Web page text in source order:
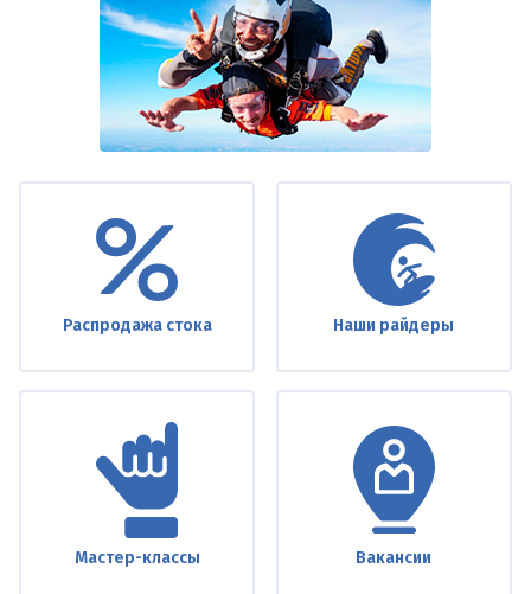
Распродажа стока Наши райдеры
Мастер-классы Вакансии